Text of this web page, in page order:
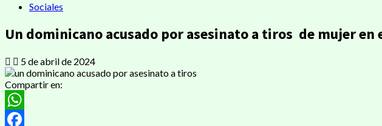
Sociales
Un dominicano acusado por asesinato a tiros de mujer
5 de abril de 2024
Compartir en:
WhatsApp